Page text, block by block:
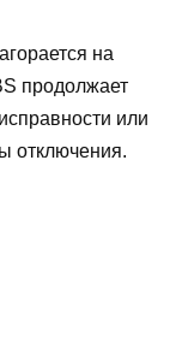
на
продолжает
или
отключения.